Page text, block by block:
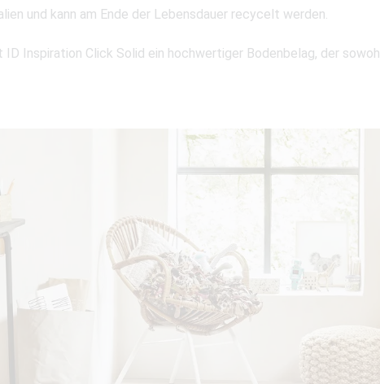
und kann am Ende der Lebensdauer recycelt werden.
Inspiration Click Solid ein hochwertiger Bodenbelag, der